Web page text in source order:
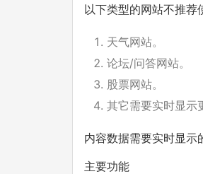
以下类型的网站不推荐
天气网站。
论坛/问答网站。
股票网站。
其它需要实时显示
内容数据需要实时显示
主要功能